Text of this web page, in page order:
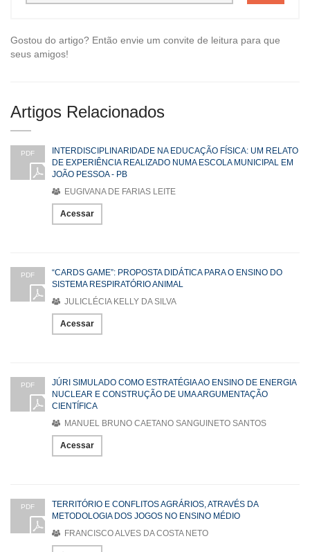
Gostou do artigo? Então envie um convite de leitura para que
seus amigos!
Artigos Relacionados
PDF
INTERDISCIPLINARIDADE NA EDUCAÇÃO FÍSICA: UM RELATO
DE EXPERIÊNCIA REALIZADO NUMA ESCOLA MUNICIPAL EM
JOÃO PESSOA - PB
EUGIVANA DE FARIAS LEITE
Acessar
PDF
“CARDS GAME”: PROPOSTA DIDÁTICA PARA O ENSINO DO
SISTEMA RESPIRATÓRIO ANIMAL
JULICLÉCIA KELLY DA SILVA
Acessar
PDF
JÚRI SIMULADO COMO ESTRATÉGIA AO ENSINO DE ENERGIA
NUCLEAR E CONSTRUÇÃO DE UMA ARGUMENTAÇÃO
CIENTÍFICA
MANUEL BRUNO CAETANO SANGUINETO SANTOS
Acessar
PDF
TERRITÓRIO E CONFLITOS AGRÁRIOS, ATRAVÉS DA
METODOLOGIA DOS JOGOS NO ENSINO MÉDIO
FRANCISCO ALVES DA COSTA NETO